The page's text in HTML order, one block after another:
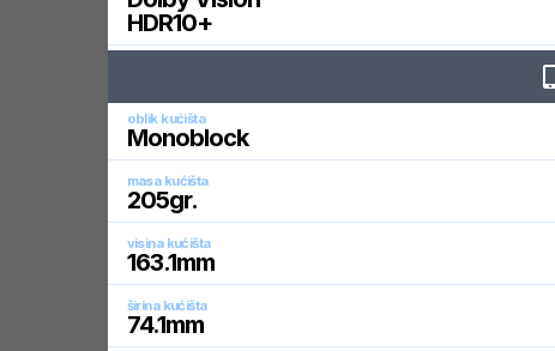
HDR10+
oblik kućišta
Monoblock
masa kućišta
205gr.
visina kućišta
163.1mm
širina kućišta
74.1mm